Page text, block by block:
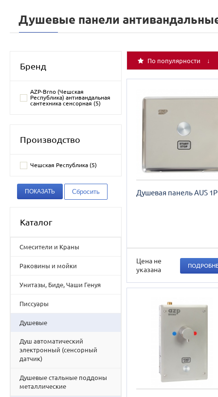
Душевые панели
Бренд
AZP-Brno (Чешская
Республика) антивандальная
сантехника сенсорная (5)
Производство
Чешская Республика (5)
Каталог
Смесители и Краны
Раковины и мойки
Унитазы, Биде, Чаши Генуя
Писсуары
Душевые
Душ автоматический
электронный (сенсорный
датчик)
Душевые стальные поддоны
металлические
По популярности ↓
Душевая панель AUS 1P
Цена не
указана